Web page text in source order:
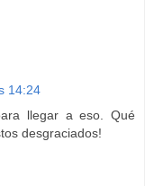
14:24
llegar a eso. Qué
desgraciados!